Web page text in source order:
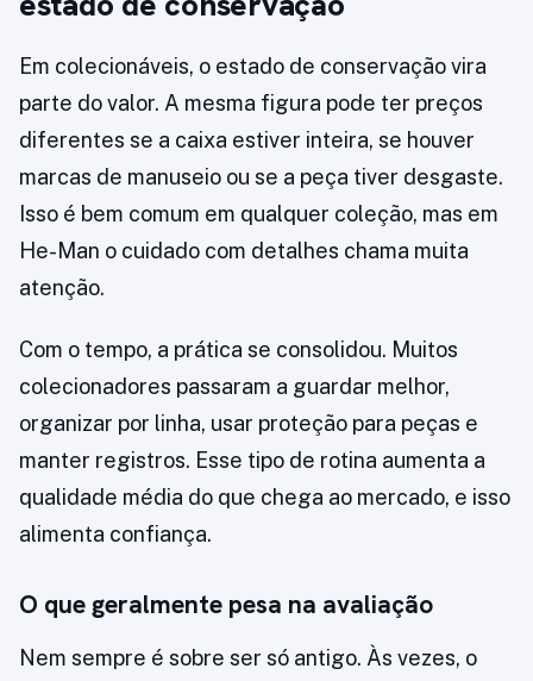
Em colecionáveis, o estado de conservação vira
parte do valor. A mesma figura pode ter preços
diferentes se a caixa estiver inteira, se houver
marcas de manuseio ou se a peça tiver desgaste.
Isso é bem comum em qualquer coleção, mas em
He-Man o cuidado com detalhes chama muita
atenção.
Com o tempo, a prática se consolidou. Muitos
colecionadores passaram a guardar melhor,
organizar por linha, usar proteção para peças e
manter registros. Esse tipo de rotina aumenta a
qualidade média do que chega ao mercado, e isso
alimenta confiança.
O que geralmente pesa na avaliação
Nem sempre é sobre ser só antigo. Às vezes, o